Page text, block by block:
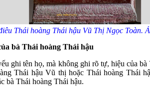
Thái hoàng Thái hậu Vũ Thị Ngọc Toàn.
bà Thái hoàng Thái hậu
ghi tên họ, mà không ghi rõ tự, hiệu của
Thái hậu Vũ thị hoặc Thái hoàng Thái
bà Thái hoàng Thái hậu.